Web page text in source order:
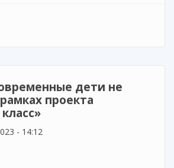
дети не
проекта
- 14:12